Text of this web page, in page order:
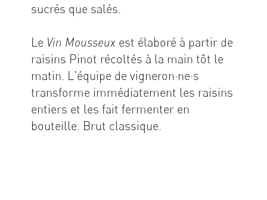
sucrés que salés.
Le Vin Mousseux est élaboré à partir de
raisins Pinot récoltés à la main tôt le
matin. L'équipe de vigneron·ne·s
transforme immédiatement les raisins
entiers et les fait fermenter en
bouteille. Brut classique.